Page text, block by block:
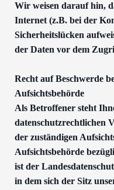
Wir weisen darauf hin,
Internet (z.B. bei der
Sicherheitslücken
der Daten vor dem
Recht auf Beschwerde
Aufsichtsbehörde
Als Betroffener steht
datenschutzrechtlichen
der zuständigen
Aufsichtsbehörde
ist der
in dem sich der Sitz